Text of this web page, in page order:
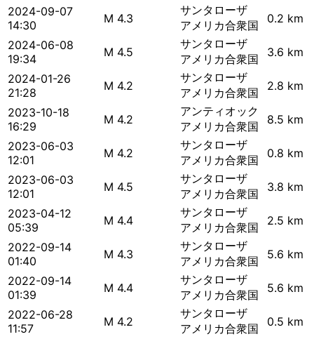
2024-09-07
14:30
M 4.3
サンタローザ
アメリカ合衆国
0.2 km
2024-06-08
19:34
M 4.5
サンタローザ
アメリカ合衆国
3.6 km
2024-01-26
21:28
M 4.2
サンタローザ
アメリカ合衆国
2.8 km
2023-10-18
16:29
M 4.2
アンティオック
アメリカ合衆国
8.5 km
2023-06-03
12:01
M 4.2
サンタローザ
アメリカ合衆国
0.8 km
2023-06-03
12:01
M 4.5
サンタローザ
アメリカ合衆国
3.8 km
2023-04-12
05:39
M 4.4
サンタローザ
アメリカ合衆国
2.5 km
2022-09-14
01:40
M 4.3
サンタローザ
アメリカ合衆国
5.6 km
2022-09-14
01:39
M 4.4
サンタローザ
アメリカ合衆国
5.6 km
2022-06-28
11:57
M 4.2
サンタローザ
アメリカ合衆国
0.5 km